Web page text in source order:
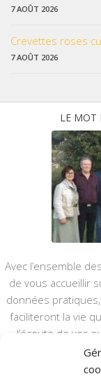
7 AOÛT 2026
Crevettes roses
7 AOÛT 2026
LE MOT
Avec l’ensemble
de vous accueillir
données
faciliteront la vie
l’écoute de vos
Ce type de